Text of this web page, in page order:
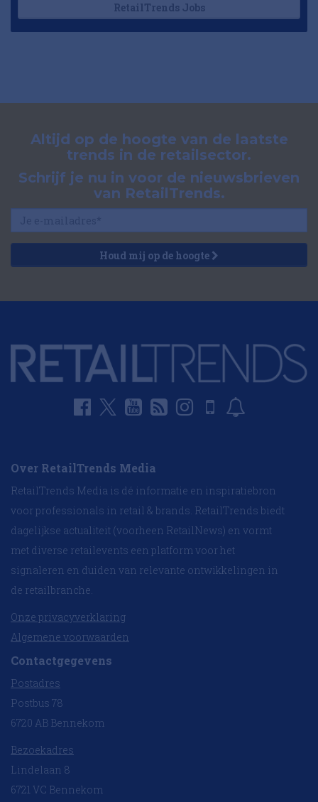
RetailTrends Jobs
Altijd op de hoogte van de laatste
trends in de retailsector.
Schrijf je nu in voor de nieuwsbrieven
van RetailTrends.
Houd mij op de hoogte
Over RetailTrends Media
RetailTrends Media is dé informatie en inspiratiebron
voor professionals in retail & brands. RetailTrends biedt
dagelijkse actualiteit (voorheen RetailNews) en vormt
met diverse retailevents een platform voor het
signaleren en duiden van relevante ontwikkelingen in
de retailbranche.
Onze privacyverklaring
Algemene voorwaarden
Contactgegevens
Postadres
Postbus 78
6720 AB Bennekom
Bezoekadres
Lindelaan 8
6721 VC Bennekom